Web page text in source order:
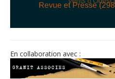
En collaboration avec :